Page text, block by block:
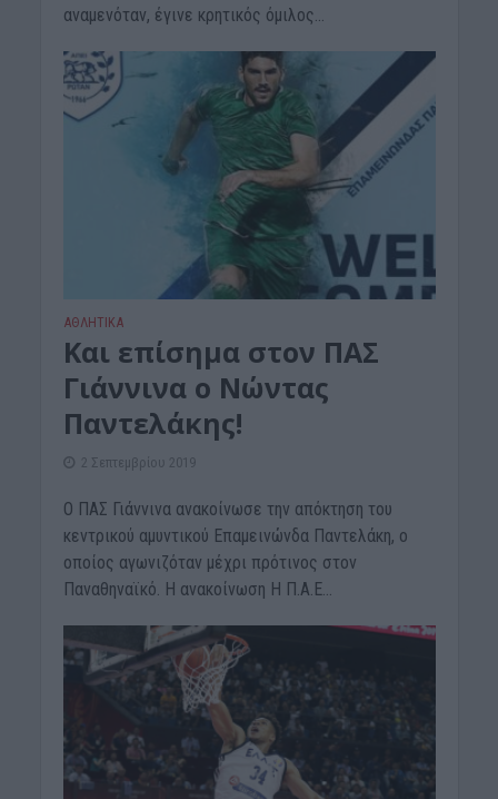
αναμενόταν, έγινε κρητικός όμιλος...
ΑΘΛΗΤΙΚΑ
Και επίσημα στον ΠΑΣ
Γιάννινα ο Νώντας
Παντελάκης!
2 Σεπτεμβρίου 2019
Ο ΠΑΣ Γιάννινα ανακοίνωσε την απόκτηση του
κεντρικού αμυντικού Επαμεινώνδα Παντελάκη, ο
οποίος αγωνιζόταν μέχρι πρότινος στον
Παναθηναϊκό. Η ανακοίνωση Η Π.Α.Ε...